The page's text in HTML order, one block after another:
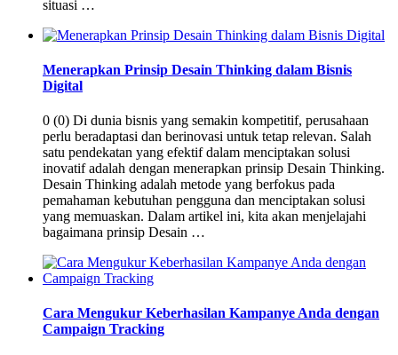
situasi …
Menerapkan Prinsip Desain Thinking dalam Bisnis
Digital
0 (0) Di dunia bisnis yang semakin kompetitif, perusahaan
perlu beradaptasi dan berinovasi untuk tetap relevan. Salah
satu pendekatan yang efektif dalam menciptakan solusi
inovatif adalah dengan menerapkan prinsip Desain Thinking.
Desain Thinking adalah metode yang berfokus pada
pemahaman kebutuhan pengguna dan menciptakan solusi
yang memuaskan. Dalam artikel ini, kita akan menjelajahi
bagaimana prinsip Desain …
Cara Mengukur Keberhasilan Kampanye Anda dengan
Campaign Tracking